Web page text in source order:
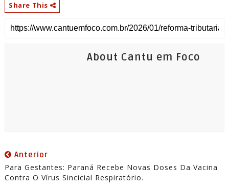
Share This
About Cantu em Foco
Anterior
Para Gestantes: Paraná Recebe Novas Doses Da Vacina
Contra O Vírus Sincicial Respiratório.